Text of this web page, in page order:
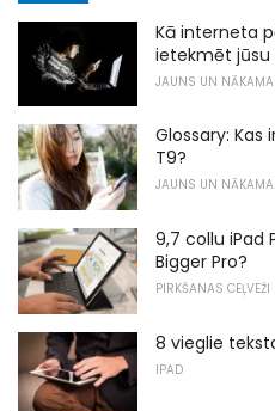
Kā interneta
ietekmēt jūsu
JAUNS UN
Glossary: ​​Kas
T9?
JAUNS UN
9,7 collu iPad
Bigger Pro?
PIRKŠANAS CEĻVEŽI
8 vieglie
IPAD